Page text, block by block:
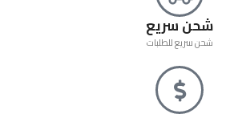
شحن سريع
شحن سريع للطلبات